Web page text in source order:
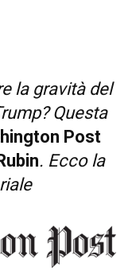
la gravità del
Questa
Post
. Ecco la